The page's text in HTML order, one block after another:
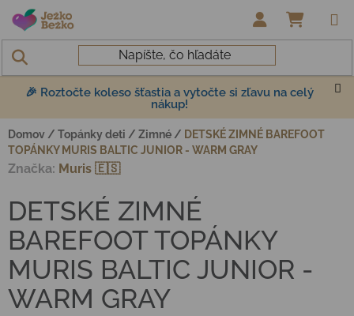
Prejsť na obsah
🎉 Roztočte koleso šťastia a vytočte si zľavu na celý
nákup!
Domov / Topánky deti / Zimné / DETSKÉ ZIMNÉ BAREFOOT
TOPÁNKY MURIS BALTIC JUNIOR - WARM GRAY
DETSKÉ ZIMNÉ
BAREFOOT TOPÁNKY
MURIS BALTIC JUNIOR -
WARM GRAY
Značka: Muris 🇪🇸